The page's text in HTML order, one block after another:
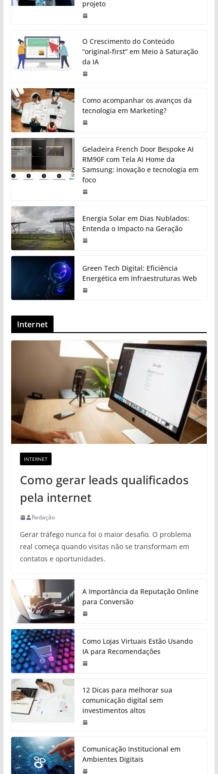
projeto
O Crescimento do Conteúdo
“original-first” em Meio à Saturação
da IA
Como acompanhar os avanços da
tecnologia em Marketing?
Geladeira French Door Bespoke AI
RM90F com Tela AI Home da
Samsung: inovação e tecnologia em
foco
Energia Solar em Dias Nublados:
Entenda o Impacto na Geração
Green Tech Digital: Eficiência
Energética em Infraestruturas Web
Internet
INTERNET
Como gerar leads qualificados
pela internet
Redação
Gerar tráfego nunca foi o maior desafio. O problema
real começa quando visitas não se transformam em
contatos e oportunidades.
A Importância da Reputação Online
para Conversão
Como Lojas Virtuais Estão Usando
IA para Recomendações
12 Dicas para melhorar sua
comunicação digital sem
investimentos altos
Comunicação Institucional em
Ambientes Digitais